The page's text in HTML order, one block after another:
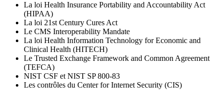
La loi Health Insurance Portability and Accountability Act
(HIPAA)
La loi 21st Century Cures Act
Le CMS Interoperability Mandate
La loi Health Information Technology for Economic and
Clinical Health (HITECH)
Le Trusted Exchange Framework and Common Agreement
(TEFCA)
NIST CSF et NIST SP 800-83
Les contrôles du Center for Internet Security (CIS)